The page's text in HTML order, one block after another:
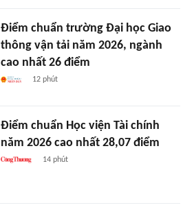
Điểm chuẩn trường Đại học Giao
thông vận tải năm 2026, ngành
cao nhất 26 điểm
12 phút
Điểm chuẩn Học viện Tài chính
năm 2026 cao nhất 28,07 điểm
14 phút